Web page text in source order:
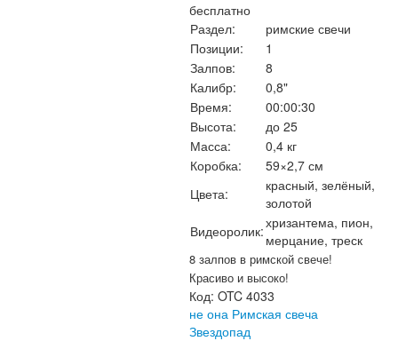
бесплатно
Раздел:
римские свечи
Позиции:
1
Залпов:
8
Калибр:
0,8"
Время:
00:00:30
Высота:
до 25
Масса:
0,4 кг
Коробка:
59×2,7 см
Цвета:
красный, зелёный,
золотой
Видеоролик:хризантема, пион,
мерцание, треск
8 залпов в римской свече!
Красиво и высоко!
Код: OTC 4033
не она Римская свеча
Звездопад